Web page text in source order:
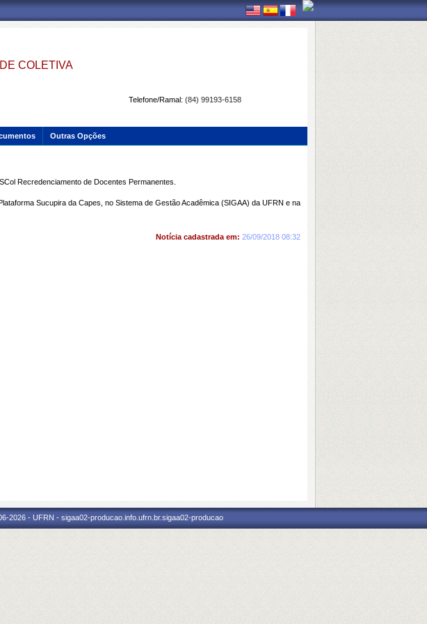
COLETIVA
Telefone/Ramal: (84) 99193-6158
Outras Opções
Recredenciamento de Docentes Permanentes.
Sucupira da Capes, no Sistema de Gestão Acadêmica (SIGAA) da UFRN e na
Notícia cadastrada em: 26/09/2018 08:32
2026 - UFRN - sigaa02-producao.info.ufrn.br.sigaa02-producao